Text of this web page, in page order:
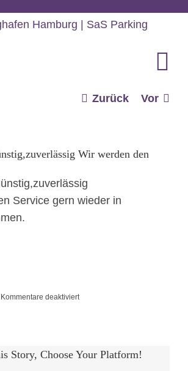
Zurück Vor
Wir werden den
Service gern wieder in
Kommentare deaktiviertfür
Story, Choose Your Platform!